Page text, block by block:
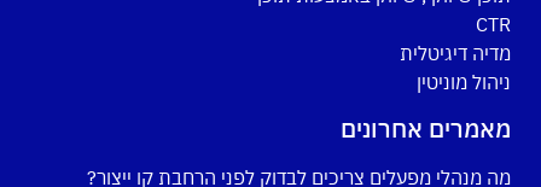
CTR
מדיה דיגיטלית
ניהול מוניטין
מאמרים אחרונים
מה מנהלי מפעלים צריכים לבדוק לפני הרחבת קו ייצור?